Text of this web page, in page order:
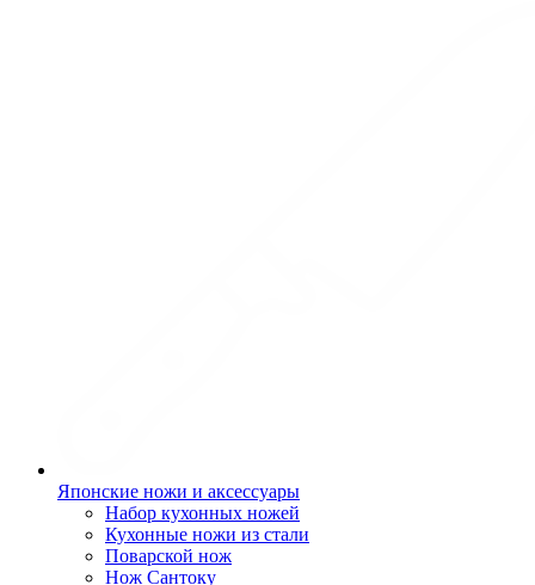
Японские ножи и аксессуары
Набор кухонных ножей
Кухонные ножи из стали
Поварской нож
Нож Сантоку